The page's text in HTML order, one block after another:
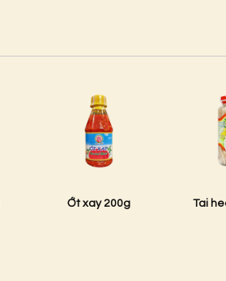
Ớt xay 200g
Tai